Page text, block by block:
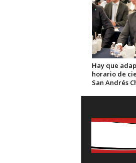
Hay que
horario de
San Andrés